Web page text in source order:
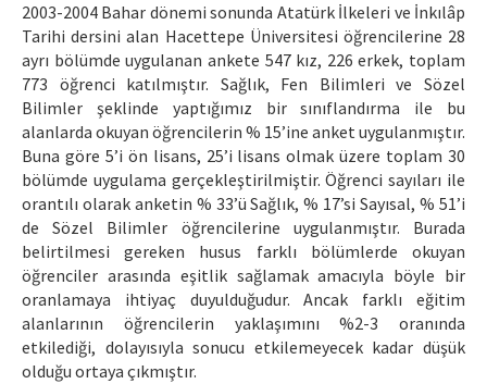
2003-2004 Bahar dönemi sonunda Atatürk İlkeleri ve İnkılâp
Tarihi dersini alan Hacettepe Üniversitesi öğrencilerine 28
ayrı bölümde uygulanan ankete 547 kız, 226 erkek, toplam
773 öğrenci katılmıştır. Sağlık, Fen Bilimleri ve Sözel
Bilimler şeklinde yaptığımız bir sınıflandırma ile bu
alanlarda okuyan öğrencilerin % 15’ine anket uygulanmıştır.
Buna göre 5’i ön lisans, 25’i lisans olmak üzere toplam 30
bölümde uygulama gerçekleştirilmiştir. Öğrenci sayıları ile
orantılı olarak anketin % 33’ü Sağlık, % 17’si Sayısal, % 51’i
de Sözel Bilimler öğrencilerine uygulanmıştır. Burada
belirtilmesi gereken husus farklı bölümlerde okuyan
öğrenciler arasında eşitlik sağlamak amacıyla böyle bir
oranlamaya ihtiyaç duyulduğudur. Ancak farklı eğitim
alanlarının öğrencilerin yaklaşımını %2-3 oranında
etkilediği, dolayısıyla sonucu etkilemeyecek kadar düşük
olduğu ortaya çıkmıştır.